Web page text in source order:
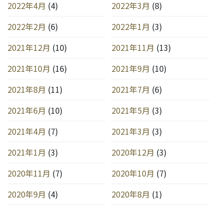
2022年4月 (4) 2022年3月 (8)
2022年2月 (6) 2022年1月 (3)
2021年12月 (10) 2021年11月 (13)
2021年10月 (16) 2021年9月 (10)
2021年8月 (11) 2021年7月 (6)
2021年6月 (10) 2021年5月 (3)
2021年4月 (7) 2021年3月 (3)
2021年1月 (3) 2020年12月 (3)
2020年11月 (7) 2020年10月 (7)
2020年9月 (4) 2020年8月 (1)